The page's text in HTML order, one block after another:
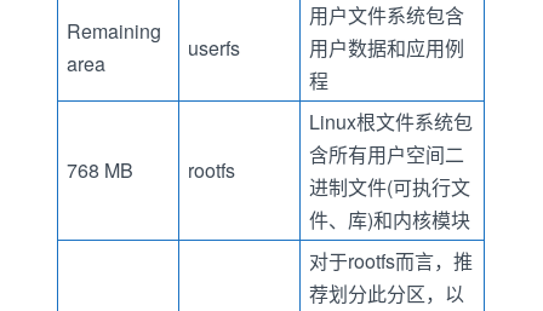
Remaining
area
userfs
用户文件系统包含
用户数据和应用例
程
768 MB rootfs
Linux根文件系统包
含所有用户空间二
进制文件(可执行文
件、库)和内核模块
对于rootfs而言，推
荐划分此分区，以